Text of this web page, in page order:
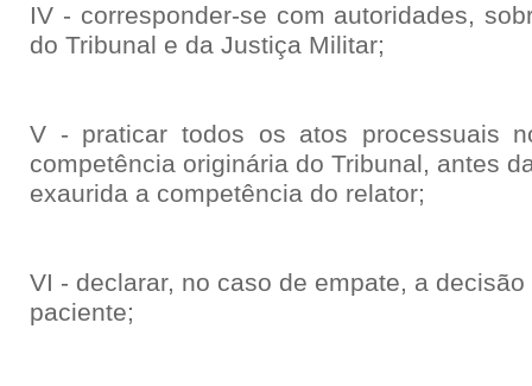
IV - corresponder-se com autoridades,
do Tribunal e da Justiça Militar;
V - praticar todos os atos processuais
competência originária do Tribunal, antes
exaurida a competência do relator;
VI - declarar, no caso de empate, a
paciente;